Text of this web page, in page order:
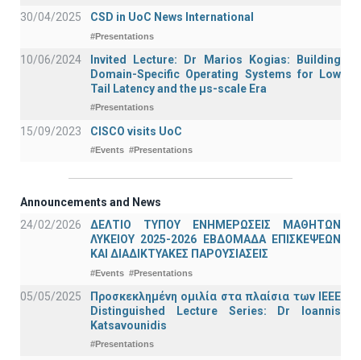
30/04/2025 CSD in UoC News International
#Presentations
10/06/2024
Invited Lecture: Dr Marios Kogias: Building
Domain-Specific Operating Systems for Low
Tail Latency and the μs-scale Era
#Presentations
15/09/2023 CISCO visits UoC
#Events #Presentations
Announcements and News
24/02/2026
ΔΕΛΤΙΟ ΤΥΠΟΥ ΕΝΗΜΕΡΩΣΕΙΣ ΜΑΘΗΤΩΝ
ΛΥΚΕΙΟΥ 2025-2026 ΕΒΔΟΜΑΔΑ ΕΠΙΣΚΕΨΕΩΝ
ΚΑΙ ΔΙΑΔΙΚΤΥΑΚΕΣ ΠΑΡΟΥΣΙΑΣΕΙΣ
#Events #Presentations
05/05/2025
Προσκεκλημένη ομιλία στα πλαίσια των IEEE
Distinguished Lecture Series: Dr Ioannis
Katsavounidis
#Presentations